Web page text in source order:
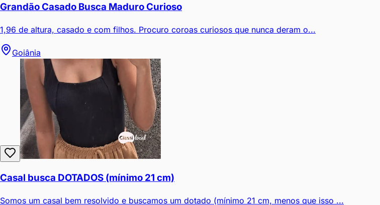
Grandão Casado Busca Maduro Curioso
1,96 de altura, casado e com filhos. Procuro coroas curiosos que nunca deram o...
Goiânia
Casal busca DOTADOS (mínimo 21 cm)
Somos um casal bem resolvido e buscamos um dotado (mínimo 21 cm, menos que isso ...